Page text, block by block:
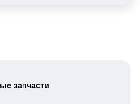
запчасти